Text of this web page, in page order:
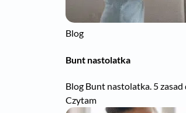
Blog
Bunt nastolatka
Blog Bunt nastolatka. 5
Czytam